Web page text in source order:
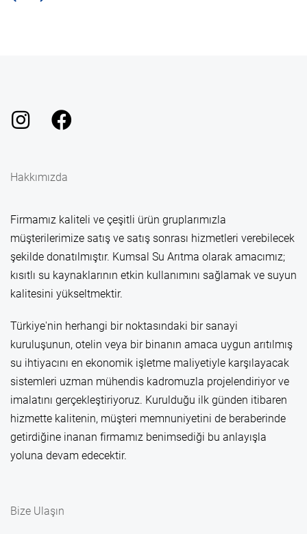
Hakkımızda
Firmamız kaliteli ve çeşitli ürün gruplarımızla
müşterilerimize satış ve satış sonrası hizmetleri verebilecek
şekilde donatılmıştır. Kumsal Su Arıtma olarak amacımız;
kısıtlı su kaynaklarının etkin kullanımını sağlamak ve suyun
kalitesini yükseltmektir.
Türkiye'nin herhangi bir noktasındaki bir sanayi
kuruluşunun, otelin veya bir binanın amaca uygun arıtılmış
su ihtiyacını en ekonomik işletme maliyetiyle karşılayacak
sistemleri uzman mühendis kadromuzla projelendiriyor ve
imalatını gerçekleştiriyoruz. Kurulduğu ilk günden itibaren
hizmette kalitenin, müşteri memnuniyetini de beraberinde
getirdiğine inanan firmamız benimsediği bu anlayışla
yoluna devam edecektir.
Bize Ulaşın